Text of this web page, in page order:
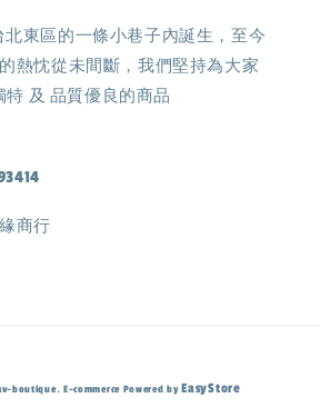
北東區的一條小巷子內誕生，至今
熱忱從未間斷，我們堅持為大家
特 及 品質優良的商品
商行
boutique. E-commerce Powered by EasyStore